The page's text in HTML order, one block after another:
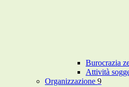
Burocrazia
Attività
Organizzazione 9